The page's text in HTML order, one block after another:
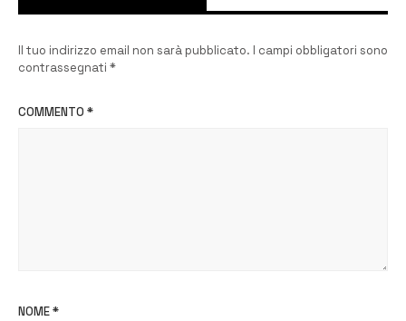
Il tuo indirizzo email non sarà pubblicato. I campi obbligatori sono
contrassegnati *
COMMENTO *
NOME*